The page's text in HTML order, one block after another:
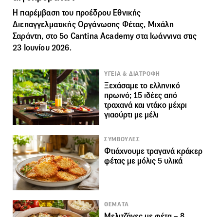
Η παρέμβαση του προέδρου Εθνικής
Διεπαγγελματικής Οργάνωσης Φέτας, Μιχάλη
Σαράντη, στο 5o Cantina Academy στα Ιωάννινα στις
23 Ιουνίου 2026.
ΥΓΕΙΑ & ΔΙΑΤΡΟΦΗ
Ξεχάσαμε το ελληνικό
πρωινό; 15 ιδέες από
τραχανά και ντάκο μέχρι
γιαούρτι με μέλι
ΣΥΜΒΟΥΛΕΣ
Φτιάχνουμε τραγανά κράκερ
φέτας με μόλις 5 υλικά
ΘΕΜΑΤΑ